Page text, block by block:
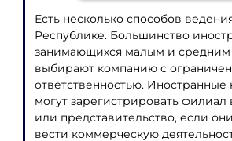
Есть несколько способов
Республике. Большинство
занимающихся малым и средним
выбирают компанию с
ответственностью.
могут зарегистрировать филиал
или представительство, если
вести коммерческую